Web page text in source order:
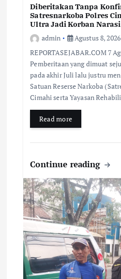
Diberitakan Tanpa
Satresnarkoba Polres
Ultra Jadi Korban
admin
Agustus 8, 2026
REPORTASEJABAR.COM 7
Pemberitaan yang dimuat
pada akhir Juli lalu justru
Satuan Reserse Narkoba
Cimahi serta Yayasan
Read more
Continue reading